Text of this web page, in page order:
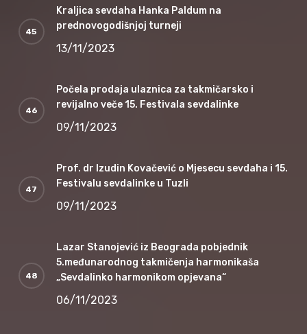
Kraljica sevdaha Hanka Paldum na
prednovogodišnjoj turneji
13/11/2023
Počela prodaja ulaznica za takmičarsko i
revijalno veče 15. Festivala sevdalinke
09/11/2023
Prof. dr Izudin Kovačević o Mjesecu sevdaha i 15.
Festivalu sevdalinke u Tuzli
09/11/2023
Lazar Stanojević iz Beograda pobjednik
5.međunarodnog takmičenja harmonikaša
„Sevdalinko harmonikom opjevana“
06/11/2023